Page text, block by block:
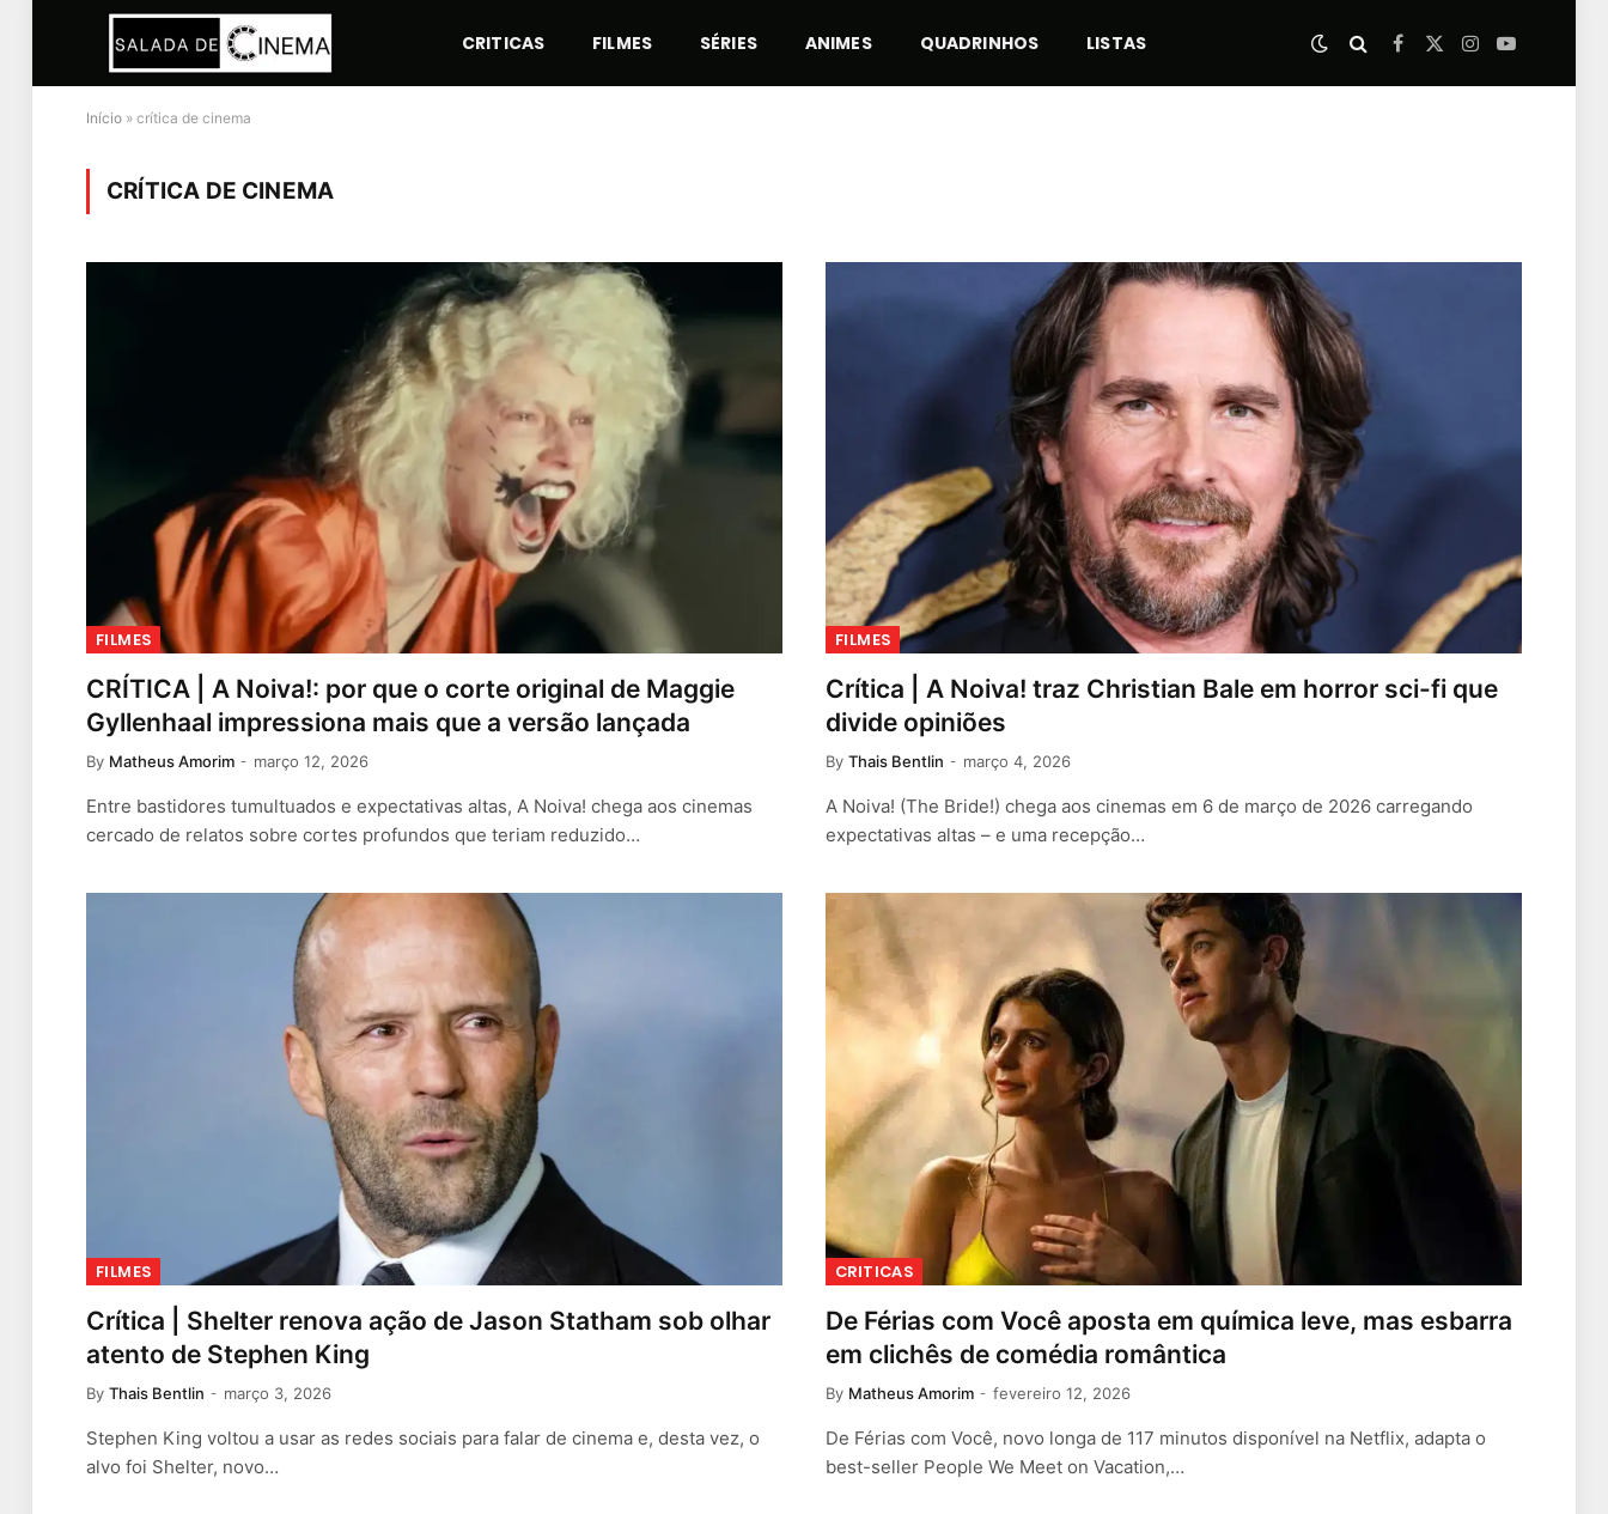
CRITICAS FILMES SÉRIES ANIMES QUADRINHOS LISTAS Facebook
X
Instagram
YouTube
Início » crítica de cinema
CRÍTICA DE CINEMA
FILMES
CRÍTICA | A Noiva!: por que o corte original de Maggie
Gyllenhaal impressiona mais que a versão lançada
By Matheus Amorim março 12, 2026
Entre bastidores tumultuados e expectativas altas, A Noiva! chega aos cinemas
cercado de relatos sobre cortes profundos que teriam reduzido…
FILMES
Crítica | A Noiva! traz Christian Bale em horror sci-fi que
divide opiniões
By Thais Bentlin março 4, 2026
A Noiva! (The Bride!) chega aos cinemas em 6 de março de 2026 carregando
expectativas altas – e uma recepção…
FILMES
Crítica | Shelter renova ação de Jason Statham sob olhar
atento de Stephen King
By Thais Bentlin março 3, 2026
Stephen King voltou a usar as redes sociais para falar de cinema e, desta vez, o
alvo foi Shelter, novo…
CRITICAS
De Férias com Você aposta em química leve, mas esbarra
em clichês de comédia romântica
By Matheus Amorim fevereiro 12, 2026
De Férias com Você, novo longa de 117 minutos disponível na Netflix, adapta o
best-seller People We Meet on Vacation,…